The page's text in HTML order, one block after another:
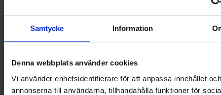
Samtycke Information
Denna webbplats använder cookies
Vi använder enhetsidentifierare för att anpassa innehållet och
annonserna till användarna, tillhandahålla funktioner för
OHLSSONS REGION SYD
OHLSSONS REGION VÄST
OHLSSONSKOLLEGOR